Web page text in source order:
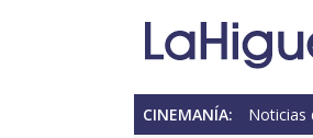
CINEMANÍA: Noticias